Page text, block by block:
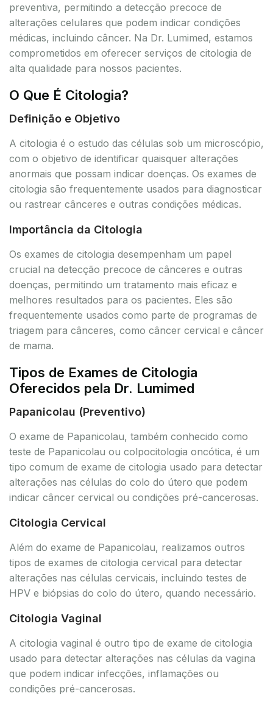
preventiva, permitindo a detecção precoce de
alterações celulares que podem indicar condições
médicas, incluindo câncer. Na Dr. Lumimed, estamos
comprometidos em oferecer serviços de citologia de
alta qualidade para nossos pacientes.
O Que É Citologia?
Definição e Objetivo
A citologia é o estudo das células sob um microscópio,
com o objetivo de identificar quaisquer alterações
anormais que possam indicar doenças. Os exames de
citologia são frequentemente usados para diagnosticar
ou rastrear cânceres e outras condições médicas.
Importância da Citologia
Os exames de citologia desempenham um papel
crucial na detecção precoce de cânceres e outras
doenças, permitindo um tratamento mais eficaz e
melhores resultados para os pacientes. Eles são
frequentemente usados como parte de programas de
triagem para cânceres, como câncer cervical e câncer
de mama.
Tipos de Exames de Citologia
Oferecidos pela Dr. Lumimed
Papanicolau (Preventivo)
O exame de Papanicolau, também conhecido como
teste de Papanicolau ou colpocitologia oncótica, é um
tipo comum de exame de citologia usado para detectar
alterações nas células do colo do útero que podem
indicar câncer cervical ou condições pré-cancerosas.
Citologia Cervical
Além do exame de Papanicolau, realizamos outros
tipos de exames de citologia cervical para detectar
alterações nas células cervicais, incluindo testes de
HPV e biópsias do colo do útero, quando necessário.
Citologia Vaginal
A citologia vaginal é outro tipo de exame de citologia
usado para detectar alterações nas células da vagina
que podem indicar infecções, inflamações ou
condições pré-cancerosas.